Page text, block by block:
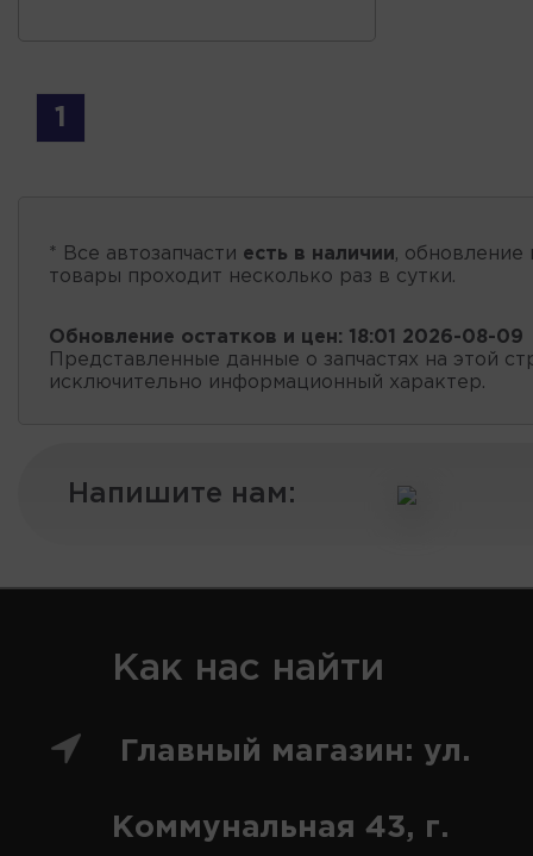
1
* Все автозапчасти есть в наличии, обновление
товары проходит несколько раз в сутки.
Обновление остатков и цен: 18:01 2026-08-09
Представленные данные о запчастях на этой
исключительно информационный характер.
Напишите нам:
Как нас найти
Главный магазин: ул.
Коммунальная 43, г.